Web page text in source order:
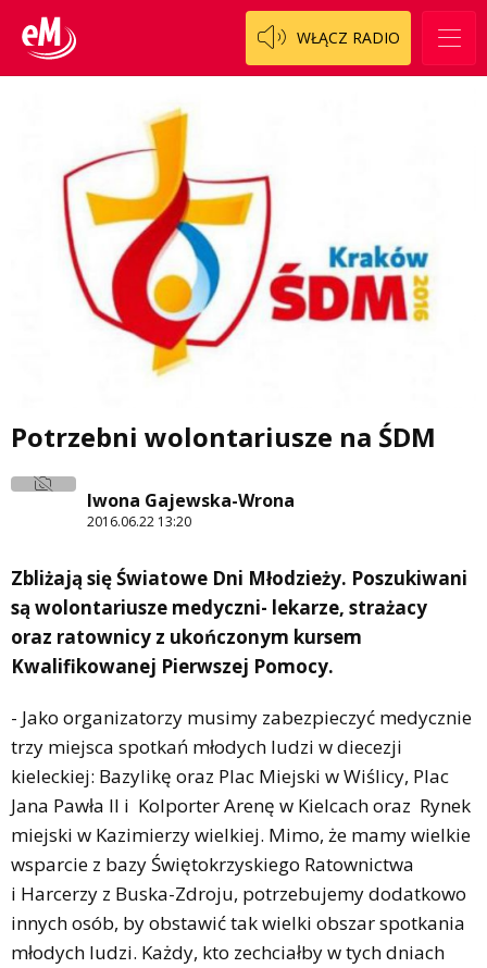
WŁĄCZ RADIO
Potrzebni wolontariusze na ŚDM
Iwona Gajewska-Wrona
2016.06.22 13:20
Zbliżają się Światowe Dni Młodzieży. Poszukiwani
są wolontariusze medyczni- lekarze, strażacy
oraz ratownicy z ukończonym kursem
Kwalifikowanej Pierwszej Pomocy.
- Jako organizatorzy musimy zabezpieczyć medycznie
trzy miejsca spotkań młodych ludzi w diecezji
kieleckiej: Bazylikę oraz Plac Miejski w Wiślicy, Plac
Jana Pawła II i Kolporter Arenę w Kielcach oraz Rynek
miejski w Kazimierzy wielkiej. Mimo, że mamy wielkie
wsparcie z bazy Świętokrzyskiego Ratownictwa
i Harcerzy z Buska-Zdroju, potrzebujemy dodatkowo
innych osób, by obstawić tak wielki obszar spotkania
młodych ludzi. Każdy, kto zechciałby w tych dniach